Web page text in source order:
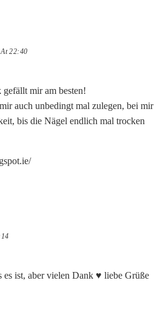
22:40
mir am besten!
auch unbedingt mal zulegen, bei mir
bis die Nägel endlich mal trocken
es ist, aber vielen Dank ♥ liebe Grüße